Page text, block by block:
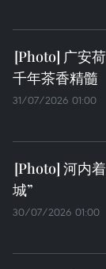
广安
千年茶香精髓
31/07/2026 01:00
河内
城”
30/07/2026 01:00